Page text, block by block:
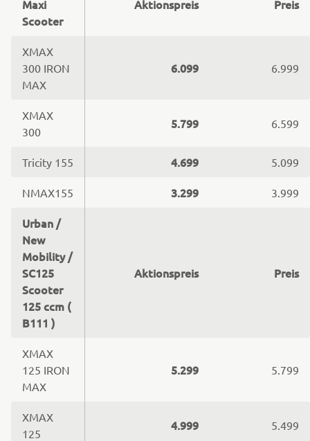
Maxi
Scooter
Aktionspreis Preis
XMAX
300 IRON
MAX
6.099 6.999
XMAX
300
5.799 6.599
Tricity 155 4.699 5.099
NMAX155 3.299 3.999
Urban /
New
Mobility /
SC125
Scooter
125 ccm (
B111 )
Aktionspreis Preis
XMAX
125 IRON
MAX
5.299 5.799
XMAX
125
4.999 5.499